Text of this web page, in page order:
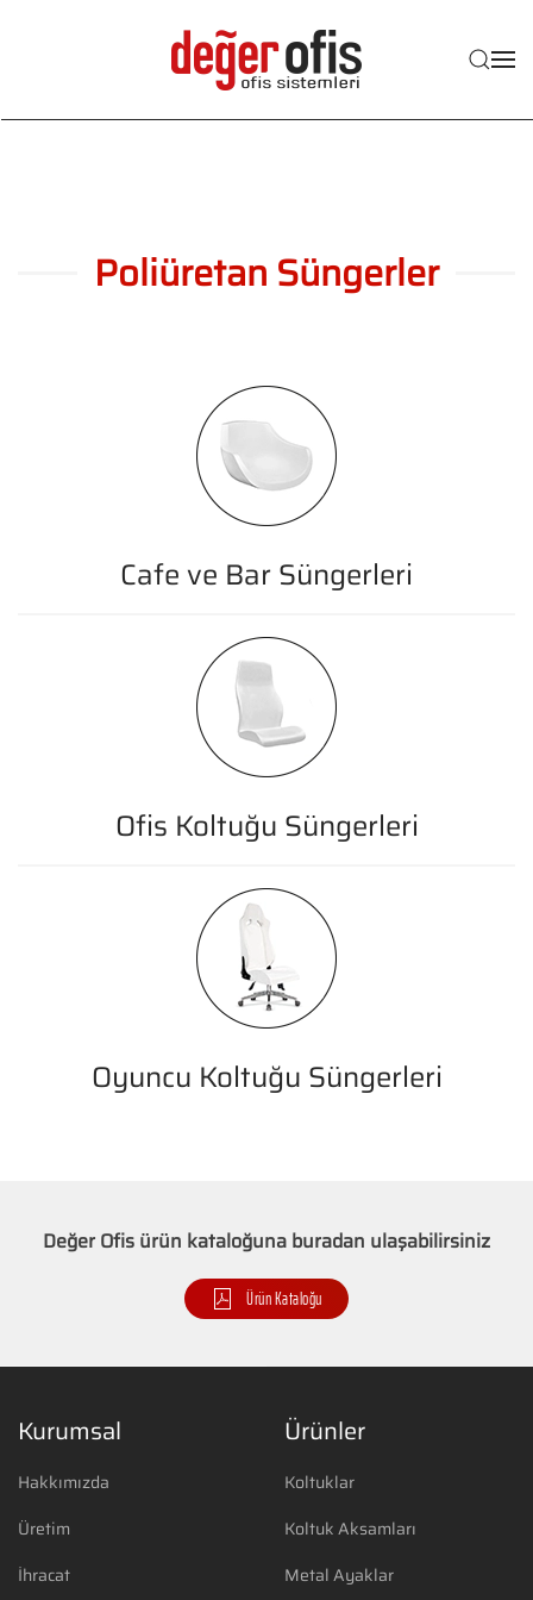
Skip to main content
Poliüretan Süngerler
Cafe ve Bar Süngerleri
Ofis Koltuğu Süngerleri
Oyuncu Koltuğu Süngerleri
Değer Ofis ürün kataloğuna buradan ulaşabilirsiniz
Ürün Kataloğu
Kurumsal
Hakkımızda
Üretim
İhracat
Ürünler
Koltuklar
Koltuk Aksamları
Metal Ayaklar